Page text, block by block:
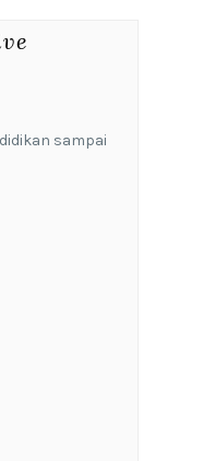
sampai